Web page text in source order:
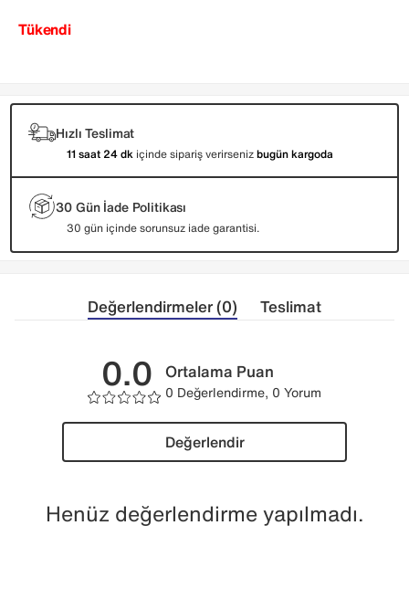
Tükendi
Hızlı Teslimat
11 saat 24 dk içinde sipariş verirsenizbugün kargoda
30 Gün İade Politikası
30 gün içinde sorunsuz iade garantisi.
Değerlendirmeler (0) Teslimat
0.0 Ortalama Puan
0 Değerlendirme, 0 Yorum
Değerlendir
Henüz değerlendirme yapılmadı.